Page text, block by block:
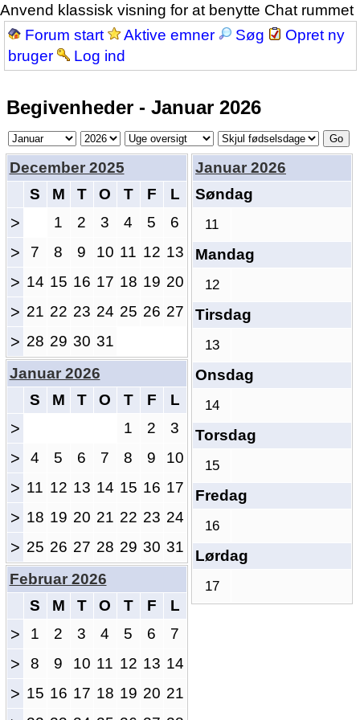
Anvend klassisk visning for at benytte Chat rummet
Forum start
Aktive emner Søg
Opret ny
bruger
Log ind
Begivenheder - Januar 2026
December 2025
S
M T O T F L
> 1 2 3 4 5 6
> 7 8 9 10 11 12 13
> 14 15 16 17 18 19 20
> 21 22 23 24 25 26 27
> 28 29 30 31
Januar 2026
Søndag
11
Mandag
12
Tirsdag
13
Onsdag
14
Torsdag
15
Fredag
16
Lørdag
17
Januar 2026
S
M T O T F L
> 1 2 3
> 4 5 6 7 8 9 10
> 11 12 13 14 15 16 17
> 18 19 20 21 22 23 24
> 25 26 27 28 29 30 31
Februar 2026
S
M T O T F L
> 1 2 3 4 5 6 7
> 8 9 10 11 12 13 14
> 15 16 17 18 19 20 21